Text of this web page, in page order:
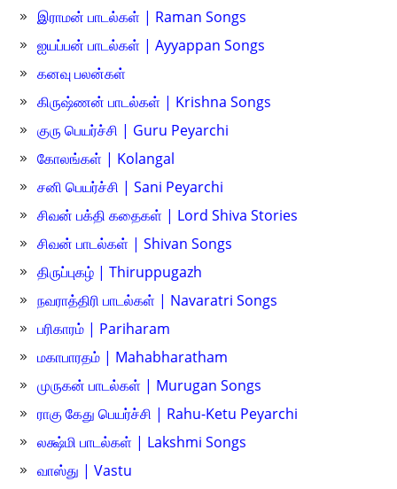
இராமன் பாடல்கள் | Raman Songs
ஐயப்பன் பாடல்கள் | Ayyappan Songs
கனவு பலன்கள்
கிருஷ்ணன் பாடல்கள் | Krishna Songs
குரு பெயர்ச்சி | Guru Peyarchi
கோலங்கள் | Kolangal
சனி பெயர்ச்சி | Sani Peyarchi
சிவன் பக்தி கதைகள் | Lord Shiva Stories
சிவன் பாடல்கள் | Shivan Songs
திருப்புகழ் | Thiruppugazh
நவராத்திரி பாடல்கள் | Navaratri Songs
பரிகாரம் | Pariharam
மகாபாரதம் | Mahabharatham
முருகன் பாடல்கள் | Murugan Songs
ராகு கேது பெயர்ச்சி | Rahu-Ketu Peyarchi
லக்ஷ்மி பாடல்கள் | Lakshmi Songs
வாஸ்து | Vastu